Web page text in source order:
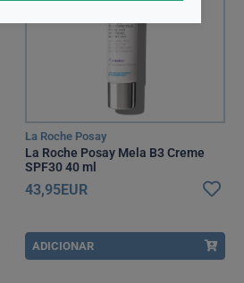
La Roche Posay
La Roche Posay Mela B3 Creme
SPF30 40 ml
43,95EUR
ADICIONAR